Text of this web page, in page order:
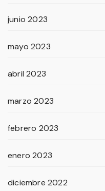
junio 2023
mayo 2023
abril 2023
marzo 2023
febrero 2023
enero 2023
diciembre 2022